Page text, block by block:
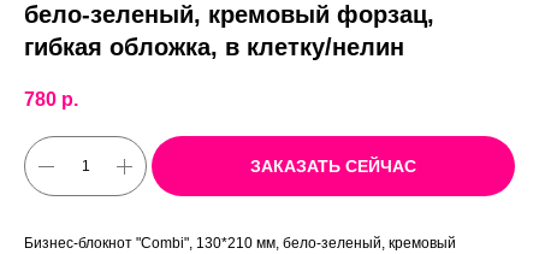
бело-зеленый, кремовый форзац,
гибкая обложка, в клетку/нелин
780 р.
ЗАКАЗАТЬ СЕЙЧАС
Бизнес-блокнот "Combi", 130*210 мм, бело-зеленый, кремовый